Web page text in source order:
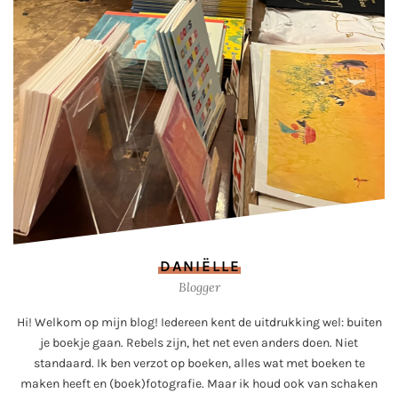
DANIËLLE
Blogger
Hi! Welkom op mijn blog! Iedereen kent de uitdrukking wel: buiten
je boekje gaan. Rebels zijn, het net even anders doen. Niet
standaard. Ik ben verzot op boeken, alles wat met boeken te
maken heeft en (boek)fotografie. Maar ik houd ook van schaken